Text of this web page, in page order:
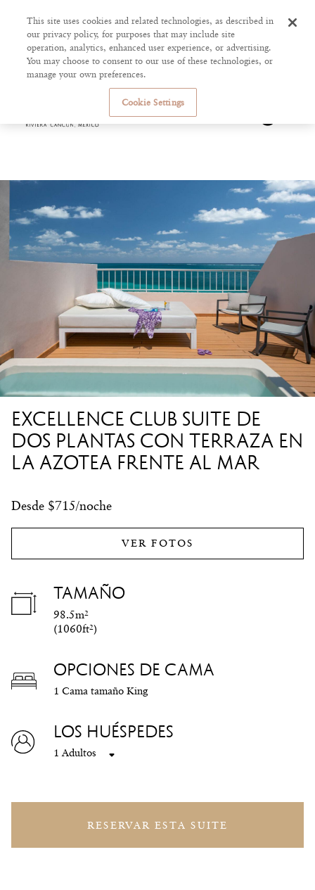
EXCELLENCE CLUB SUITE DE
DOS PLANTAS CON TERRAZA EN
LA AZOTEA FRENTE AL MAR
Desde $715/noche
VER FOTOS
TAMAÑO
98.5m²
(1060ft²)
OPCIONES DE CAMA
1 Cama tamaño King
LOS HUÉSPEDES
1 Adultos
RESERVAR ESTA SUITE
This site uses cookies and related technologies, as described in
our privacy policy, for purposes that may include site
operation, analytics, enhanced user experience, or advertising.
You may choose to consent to our use of these technologies, or
manage your own preferences.
Cookie Settings